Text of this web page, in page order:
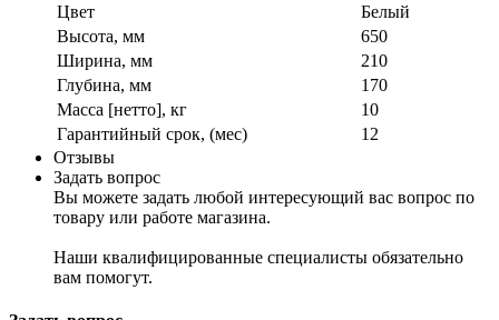
Цвет
Белый
Высота, мм
650
Ширина, мм
210
Глубина, мм
170
Масса [нетто], кг
10
Гарантийный срок, (мес)
12
Отзывы
Задать вопрос
Вы можете задать любой интересующий вас вопрос по
товару или работе магазина.
Наши квалифицированные специалисты обязательно
вам помогут.